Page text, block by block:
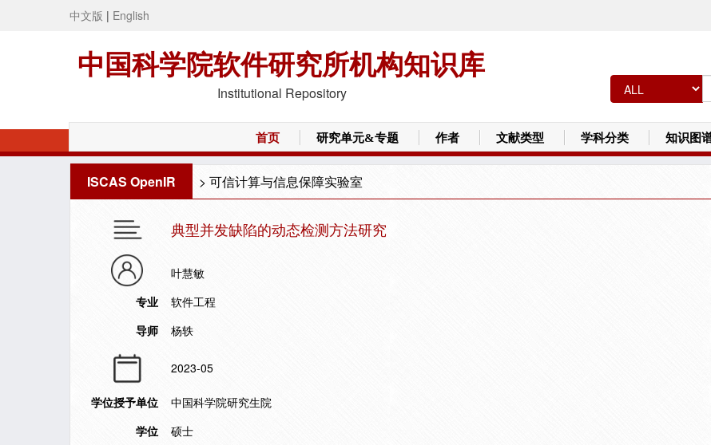
中文版 | English
中国科学院软件研究所机构知识库
Institutional Repository
首页 研究单元&专题 作者 文献类型 学科分类 知识图
ISCAS OpenIR > 可信计算与信息保障实验室
典型并发缺陷的动态检测方法研究
叶慧敏
专业
软件工程
导师
杨轶
2023-05
学位授予单位
中国科学院研究生院
学位
硕士